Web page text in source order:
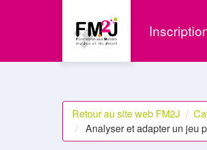
Retour au site web FM2J
Analyser et adapter un jeu